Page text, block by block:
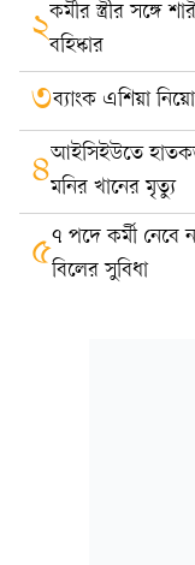
২কর্মীর স্ত্রীর সঙ্গে
বহিষ্কার
৩ব্যাংক এশিয়া
৪আইসিইউতে
মনির খানের মৃত্যু
৫৭ পদে কর্মী নেবে
বিলের সুবিধা